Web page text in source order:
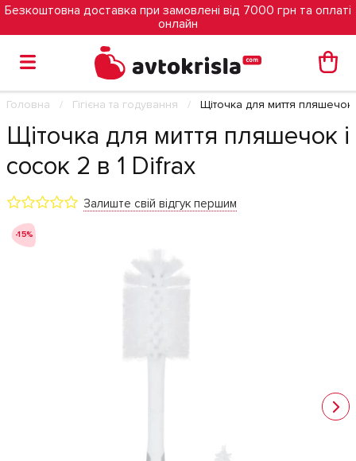
Безкоштовна доставка при замовлені від 7000 грн та оплаті
онлайн
Головна Гігієна та годування Щіточка для миття пляшечок
Щіточка для миття пляшечок і
сосок 2 в 1 Difrax
Залиште свій відгук першим
-15%